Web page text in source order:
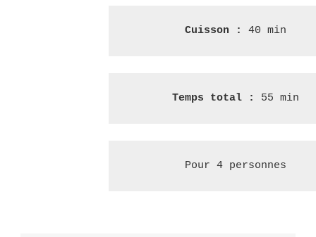
Cuisson : 40 min
Temps total : 55 min
Pour 4 personnes